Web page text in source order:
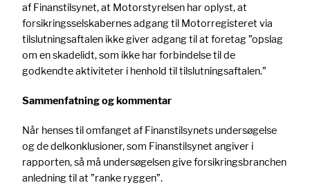
af Finanstilsynet, at Motorstyrelsen har oplyst, at
forsikringsselskabernes adgang til Motorregisteret via
tilslutningsaftalen ikke giver adgang til at foretag ”opslag
om en skadelidt, som ikke har forbindelse til de
godkendte aktiviteter i henhold til tilslutningsaftalen.”
Sammenfatning og kommentar
Når henses til omfanget af Finanstilsynets undersøgelse
og de delkonklusioner, som Finanstilsynet angiver i
rapporten, så må undersøgelsen give forsikringsbranchen
anledning til at ”ranke ryggen”.